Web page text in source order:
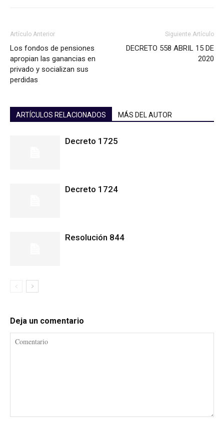
Artículo Anterior
Los fondos de pensiones
apropian las ganancias en
privado y socializan sus
perdidas
Siguiente Artículo
DECRETO 558 ABRIL 15 DE
2020
ARTÍCULOS RELACIONADOS MÁS DEL AUTOR
Decreto 1725
Decreto 1724
Resolución 844
Deja un comentario